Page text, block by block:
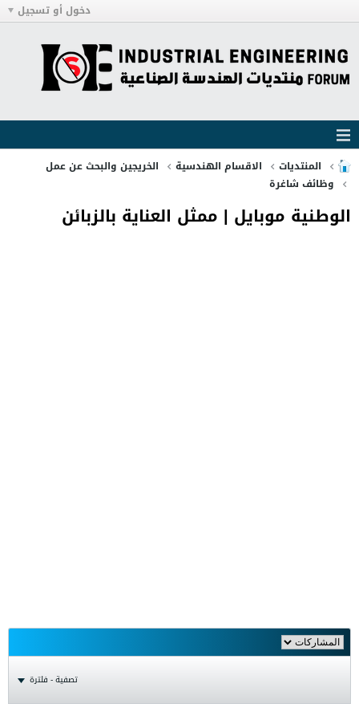
دخول أو تسجيل
المنتديات الاقسام الهندسية
الخريجين والبحث عن عمل
وظائف شاغرة
الوطنية موبايل | ممثل العناية بالزبائن
تصفية - فلترة